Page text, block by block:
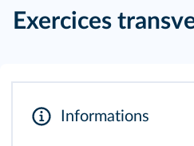
Exercices
Informations